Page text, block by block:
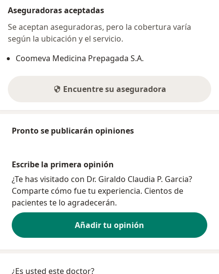
Aseguradoras aceptadas
Se aceptan aseguradoras, pero la cobertura varía
según la ubicación y el servicio.
Coomeva Medicina Prepagada S.A.
Encuentre su aseguradora
Pronto se publicarán opiniones
Escribe la primera opinión
¿Te has visitado con Dr. Giraldo Claudia P. Garcia?
Comparte cómo fue tu experiencia. Cientos de
pacientes te lo agradecerán.
Añadir tu opinión
¿Es usted este doctor?